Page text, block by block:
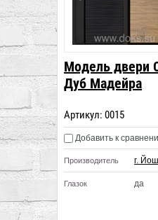
Модель двери
Дуб Мадейра
Артикул: 0015
Добавить к
Производитель г.
Глазок да